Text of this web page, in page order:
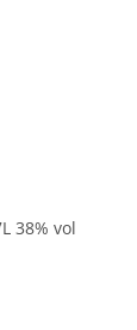
38% vol